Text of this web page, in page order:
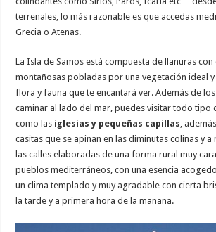
terrenales, lo más razonable es que accedas
Grecia o Atenas.
La Isla de Samos está compuesta de llanuras con
montañosas pobladas por una vegetación ideal y
flora y fauna que te encantará ver. Además de
caminar al lado del mar, puedes visitar todo tipo
como las iglesias y pequeñas capillas,
casitas que se apiñan en las diminutas colinas y a
las calles elaboradas de una forma rural muy
pueblos mediterráneos, con una esencia
un clima templado y muy agradable con cierta
la tarde y a primera hora de la mañana.